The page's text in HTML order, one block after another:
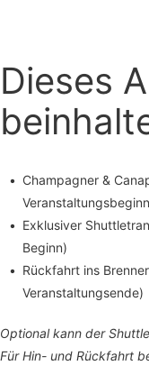
Dieses
Champagner &
Exklusiver
Beginn)
Rückfahrt ins
Veranstaltungsende)
Optional kann der
Für Hin- und Rückfahrt